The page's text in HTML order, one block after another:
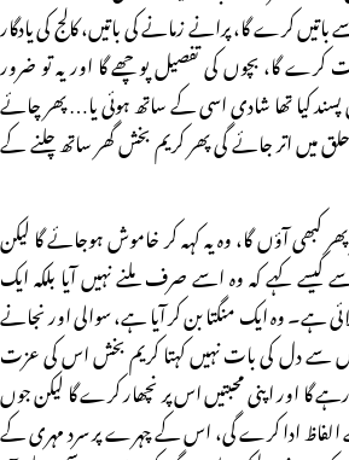
کرے گا، پرانے زمانے کی باتیں، کالج کی یادگار
کرے گا، بچوں کی تفصیل پوچھے گا اور یہ تو ضرور
پسند کیا تھا شادی اسی کے ساتھ ہوئی یا… پھر چائے
میں اتر جائے گی پھر کریم بخش گھر ساتھ چلنے کے
کبھی آؤں گا، وہ یہ کہہ کر خاموش ہوجائے گا لیکن
کہے کہ وہ اسے صرف ملنے نہیں آیا بلکہ ایک
ہے۔ وہ ایک منگتا بن کر آیا ہے، سوالی اور نجانے
سے دل کی بات نہیں کہتا کریم بخش اس کی عزت
گا اور اپنی محبتیں اس پر نچھار کرے گا لیکن جوں
ادا کرے گی، اس کے چہرے پر سرد مہری کے